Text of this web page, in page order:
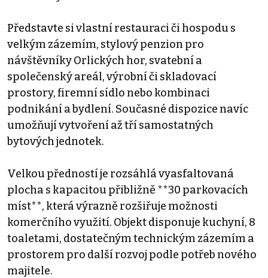
Představte si vlastní restauraci či hospodu s
velkým zázemím, stylový penzion pro
návštěvníky Orlických hor, svatební a
společenský areál, výrobní či skladovací
prostory, firemní sídlo nebo kombinaci
podnikání a bydlení. Současné dispozice navíc
umožňují vytvoření až tří samostatných
bytových jednotek.
Velkou předností je rozsáhlá vyasfaltovaná
plocha s kapacitou přibližně **30 parkovacích
míst**, která výrazně rozšiřuje možnosti
komerčního využití. Objekt disponuje kuchyní, 8
toaletami, dostatečným technickým zázemím a
prostorem pro další rozvoj podle potřeb nového
majitele.